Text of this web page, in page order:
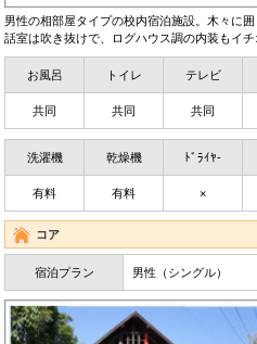
男性の相部屋タイプの校内宿泊施設。木々に
話室は吹き抜けで、ログハウス調の内装もイチ
お風呂 トイレ テレビ
共同 共同 共同
洗濯機 乾燥機 ﾄﾞﾗｲﾔ-
有料 有料 ×
コア
宿泊プラン 男性（シングル）